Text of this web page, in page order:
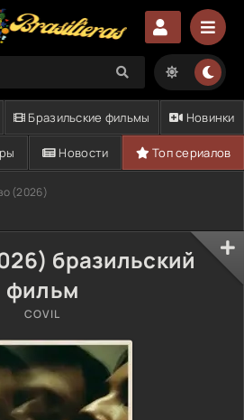
Бразильские фильмы Новинки
Новости Топ сериалов
(2026)
бразильский
фильм
COVIL